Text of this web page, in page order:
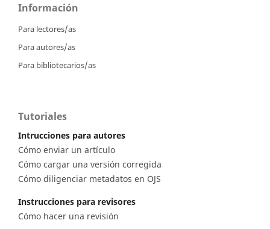
Información
Para lectores/as
Para autores/as
Para bibliotecarios/as
Tutoriales
Intrucciones para autores
Cómo enviar un artículo
Cómo cargar una versión corregida
Cómo diligenciar metadatos en OJS
Instrucciones para revisores
Cómo hacer una revisión